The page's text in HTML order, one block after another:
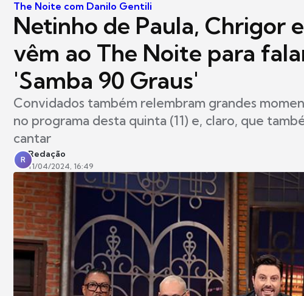
The Noite com Danilo Gentili
Netinho de Paula, Chrigor
vêm ao The Noite para
'Samba 90 Graus'
Convidados também relembram grandes
no programa desta quinta (11) e, claro, que
cantar
R
Redação
11/04/2024, 16:49